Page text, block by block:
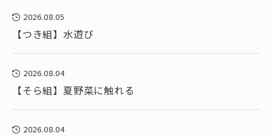
2026.08.05
【つき組】水遊び
2026.08.04
【そら組】夏野菜に触れる
2026.08.04